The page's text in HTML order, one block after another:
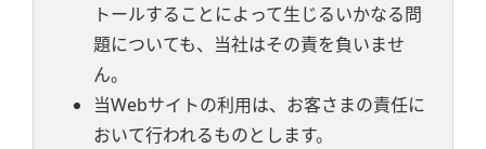
トールすることによって生じるいかなる問
題についても、当社はその責を負いませ
ん。
当Webサイトの利用は、お客さまの責任に
おいて行われるものとします。